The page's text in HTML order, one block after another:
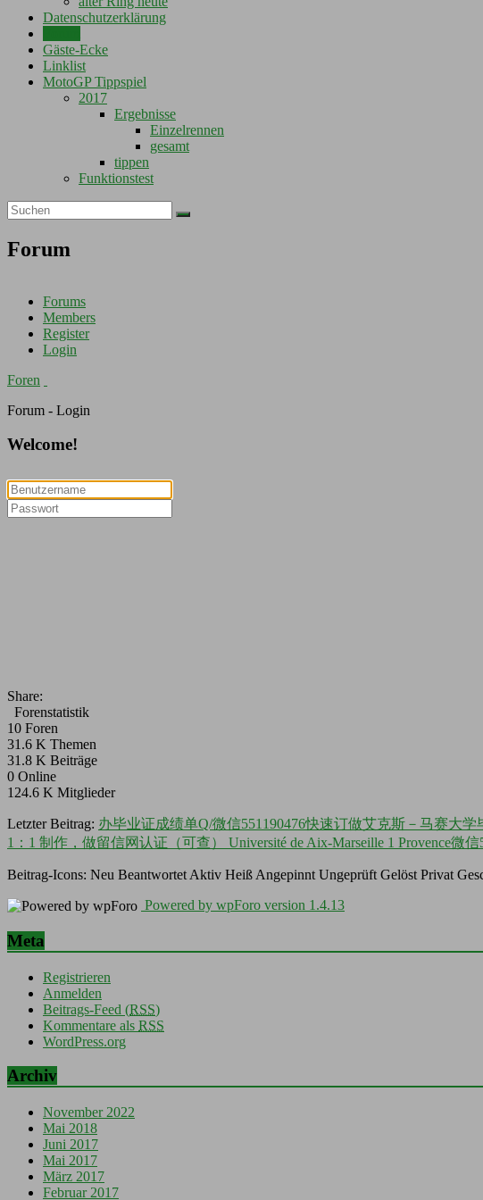
Datenschutzerklärung
Gäste-Ecke
Linklist
MotoGP Tippspiel
2017
Ergebnisse
Einzelrennen
gesamt
tippen
Funktionstest
Forum
Forums
Members
Register
Login
Foren
Forum - Login
Welcome!
Share:
Forenstatistik
10 Foren
31.6 K Themen
31.8 K Beiträge
0 Online
124.6 K Mitglieder
Letzter Beitrag: 办毕业证成绩单Q/微信551190476快速订做艾克斯－马赛大
1：1 制作，做留信网认证（可查） Université de Aix-Marseille 1 Provence微
Beitrag-Icons: Neu Beantwortet Aktiv Heiß Angepinnt Ungeprüft Gelöst Privat
Powered by wpForo version 1.4.13
Meta
Registrieren
Anmelden
Beitrags-Feed (RSS)
Kommentare als RSS
WordPress.org
Archiv
November 2022
Mai 2018
Juni 2017
Mai 2017
März 2017
Februar 2017